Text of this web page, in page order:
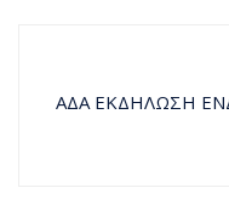
ΑΔΑ ΕΚΔΗΛΩΣΗ